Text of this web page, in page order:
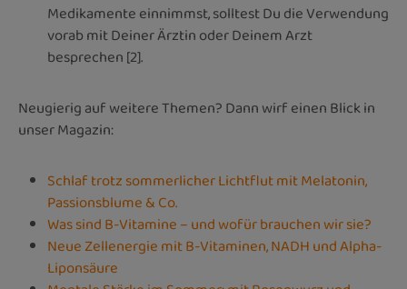
Medikamente einnimmst, solltest Du die Verwendung
vorab mit Deiner Ärztin oder Deinem Arzt
besprechen [2].
Neugierig auf weitere Themen? Dann wirf einen Blick in
unser Magazin:
Schlaf trotz sommerlicher Lichtflut mit Melatonin,
Passionsblume & Co.
Was sind B-Vitamine – und wofür brauchen wir sie?
Neue Zellenergie mit B-Vitaminen, NADH und Alpha-
Liponsäure